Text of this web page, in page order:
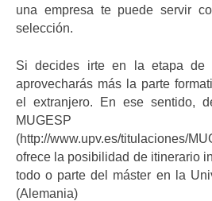
una empresa te puede servir
selección.
Si decides irte en la etapa de
aprovecharás más la parte
el extranjero. En ese sentido,
MUGESP
(http://www.upv.es/titulaciones/
ofrece la posibilidad de itinerario
todo o parte del máster en la
(Alemania)